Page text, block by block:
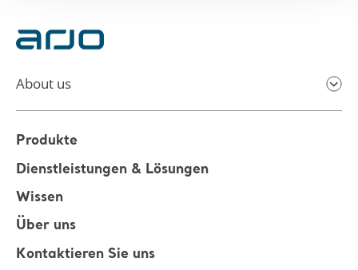
About us
Produkte
Dienstleistungen & Lösungen
Wissen
Über uns
Kontaktieren Sie uns